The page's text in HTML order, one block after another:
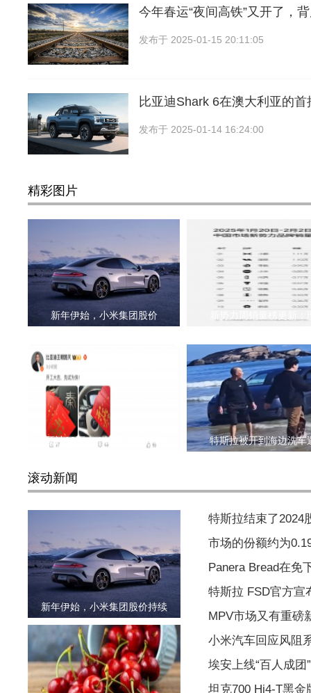
今年春运“夜间高铁”又开了，
发布于 2025-01-15 20:11:05
比亚迪Shark 6在澳大利亚的
发布于 2025-01-14 16:24:00
精彩图片
新年伊始，小米集团股价
预计10万内！比亚迪秦智驾 特斯拉被开到海边洗车
滚动新闻
新年伊始，小米集团股价持续
特斯拉结束了2024
市场的份额约为
Panera Bread在免
特斯拉 FSD官方宣
MPV市场又有重磅
小米汽车回应风阻
埃安上线“百人成
坦克700 Hi4-T黑